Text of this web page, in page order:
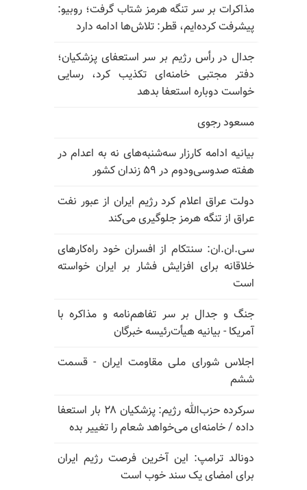
مذاکرات بر سر تنگه هرمز شتاب گرفت؛ روبیو:
پیشرفت کرده‌ایم، قطر: تلاش‌ها ادامه دارد
جدال در رأس رژیم بر سر استعفای پزشکیان؛
دفتر مجتبی خامنه‌ای تکذیب کرد، رسایی
خواست دوباره استعفا بدهد
مسعود رجوی
بیانیه ادامه کارزار سه‌شنبه‌های نه به اعدام در
هفته صدوسی‌و‌دوم در ۵۹ زندان کشور
دولت عراق اعلام کرد رژیم ایران از عبور نفت
عراق از تنگه هرمز جلوگیری می‌کند
سی.ان.ان: سنتکام از افسران خود راه‌کارهای
خلاقانه برای افزایش فشار بر ایران خواسته
است
جنگ و جدال بر سر تفاهم‌نامه و مذاکره با
آمریکا - بیانیه هیأت‌رئیسه خبرگان
اجلاس شورای ملی مقاومت ایران - قسمت
ششم
سرکرده حزب‌الله رژیم: پزشکیان ۲۸ بار استعفا
داده / خامنه‌ای می‌خواهد شعام را تغییر بده
دونالد ترامپ: این آخرین فرصت رژیم ایران
برای امضای یک سند خوب است